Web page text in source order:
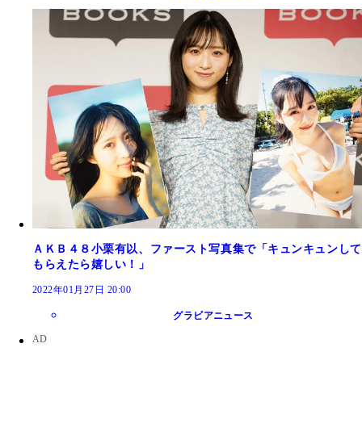
ＡＫＢ４８小栗有以、ファースト写真集で「キュンキュンして
もらえたら嬉しい！」
2022年01月27日 20:00
グラビアニュース